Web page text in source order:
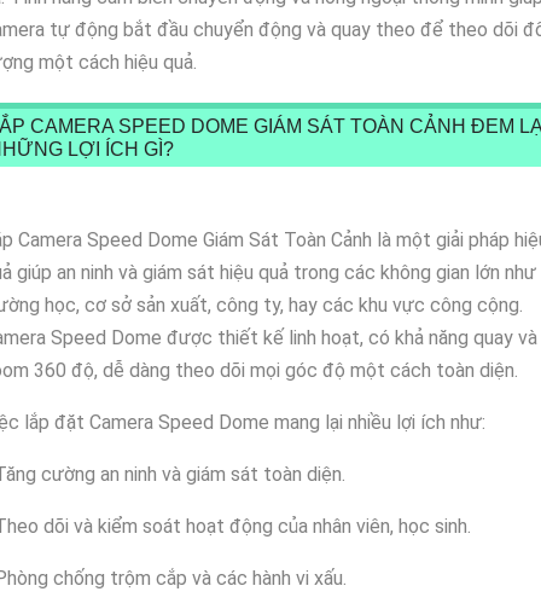
tự động bắt đầu chuyển động và quay theo để theo dõi
một cách hiệu quả.
CAMERA SPEED DOME GIÁM SÁT TOÀN CẢNH ĐEM
LỢI ÍCH GÌ?
Camera Speed Dome Giám Sát Toàn Cảnh là một giải pháp
giúp an ninh và giám sát hiệu quả trong các không gian lớn như
học, cơ sở sản xuất, công ty, hay các khu vực công cộng.
Speed Dome được thiết kế linh hoạt, có khả năng quay và
360 độ, dễ dàng theo dõi mọi góc độ một cách toàn diện.
lắp đặt Camera Speed Dome mang lại nhiều lợi ích như:
cường an ninh và giám sát toàn diện.
dõi và kiểm soát hoạt động của nhân viên, học sinh.
chống trộm cắp và các hành vi xấu.